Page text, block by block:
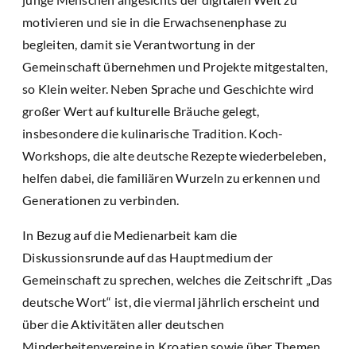
motivieren und sie in die Erwachsenenphase zu
begleiten, damit sie Verantwortung in der
Gemeinschaft übernehmen und Projekte mitgestalten,
so Klein weiter. Neben Sprache und Geschichte wird
großer Wert auf kulturelle Bräuche gelegt,
insbesondere die kulinarische Tradition. Koch-
Workshops, die alte deutsche Rezepte wiederbeleben,
helfen dabei, die familiären Wurzeln zu erkennen und
Generationen zu verbinden.
In Bezug auf die Medienarbeit kam die
Diskussionsrunde auf das Hauptmedium der
Gemeinschaft zu sprechen, welches die Zeitschrift „Das
deutsche Wort“ ist, die viermal jährlich erscheint und
über die Aktivitäten aller deutschen
Minderheitenvereine in Kroatien sowie über Themen